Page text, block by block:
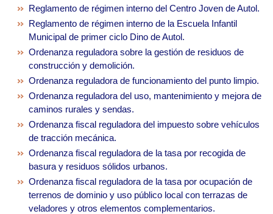
Reglamento de régimen interno del Centro Joven de Autol.
Reglamento de régimen interno de la Escuela Infantil
Municipal de primer ciclo Dino de Autol.
Ordenanza reguladora sobre la gestión de residuos de
construcción y demolición.
Ordenanza reguladora de funcionamiento del punto limpio.
Ordenanza reguladora del uso, mantenimiento y mejora de
caminos rurales y sendas.
Ordenanza fiscal reguladora del impuesto sobre vehículos
de tracción mecánica.
Ordenanza fiscal reguladora de la tasa por recogida de
basura y residuos sólidos urbanos.
Ordenanza fiscal reguladora de la tasa por ocupación de
terrenos de dominio y uso público local con terrazas de
veladores y otros elementos complementarios.